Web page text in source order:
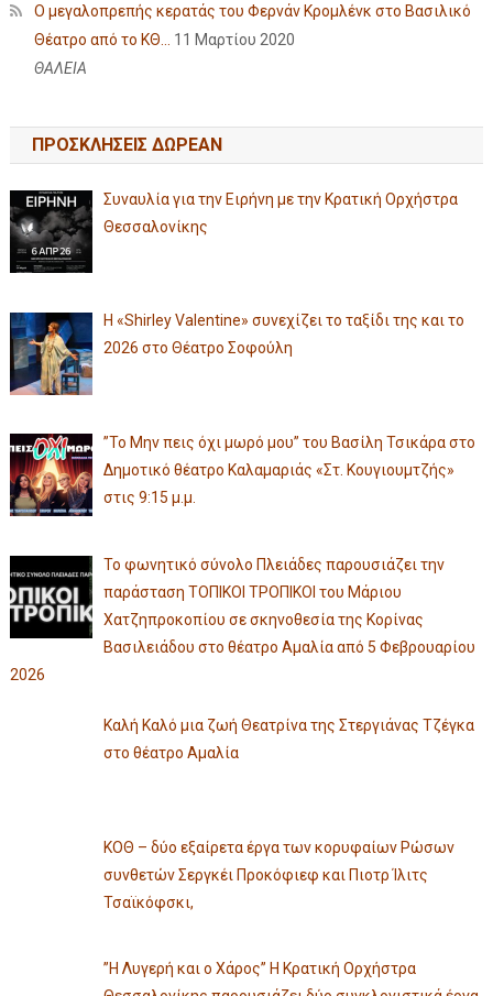
Ο μεγαλοπρεπής κερατάς του Φερνάν Κρομλένκ στο Βασιλικό
Θέατρο από το ΚΘ...
11 Μαρτίου 2020
ΘΑΛΕΙΑ
ΠΡΟΣΚΛΗΣΕΙΣ ΔΩΡΕΑΝ
Συναυλία για την Ειρήνη με την Κρατική Ορχήστρα
Θεσσαλονίκης
Η «Shirley Valentine» συνεχίζει το ταξίδι της και το
2026 στο Θέατρο Σοφούλη
”Το Μην πεις όχι μωρό μου” του Βασίλη Τσικάρα στο
Δημοτικό θέατρο Καλαμαριάς «Στ. Κουγιουμτζής»
στις 9:15 μ.μ.
Το φωνητικό σύνολο Πλειάδες παρουσιάζει την
παράσταση ΤΟΠΙΚΟΙ ΤΡΟΠΙΚΟΙ του Μάριου
Χατζηπροκοπίου σε σκηνοθεσία της Κορίνας
Βασιλειάδου στο θέατρο Αμαλία από 5 Φεβρουαρίου
2026
Καλή Καλό μια ζωή Θεατρίνα της Στεργιάνας Τζέγκα
στο θέατρο Αμαλία
ΚΟΘ – δύο εξαίρετα έργα των κορυφαίων Ρώσων
συνθετών Σεργκέι Προκόφιεφ και Πιοτρ Ίλιτς
Τσαϊκόφσκι,
”Η Λυγερή και ο Χάρος” Η Κρατική Ορχήστρα